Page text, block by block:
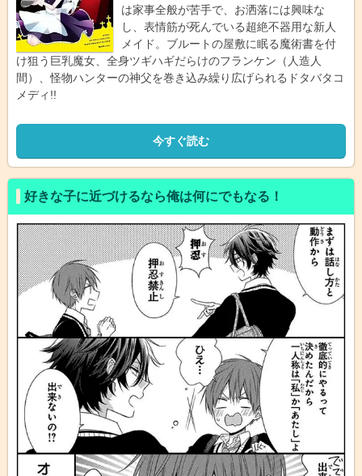
は家事全般が苦手で、お洒落には興味な
し、表情筋が死んでいる超絶不器用な新人
メイド。ブルートの屋敷に眠る魔術書を付
け狙う巨乳魔女、全身ツギハギだらけのフランケン（人造人
間）、怪物ハンターの神父を巻き込み繰り広げられるドタバタコ
メディ!!
今すぐ読む
好きな子に近づけるなら俺は何にでもなる！